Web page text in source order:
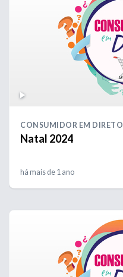
CONSUMIDOR EM DIRETO
Natal 2024
há mais de 1 ano